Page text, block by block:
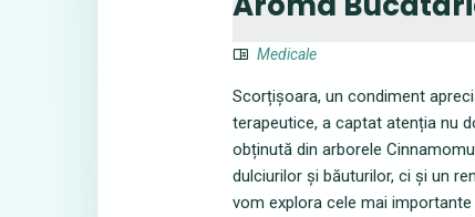
Medicale
Scorțișoara, un condiment
terapeutice, a captat atenția nu
obținută din arborele
dulciurilor și băuturilor, ci și un
vom explora cele mai